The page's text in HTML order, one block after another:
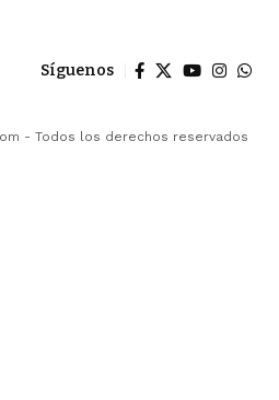
Síguenos
- Todos los derechos reservados